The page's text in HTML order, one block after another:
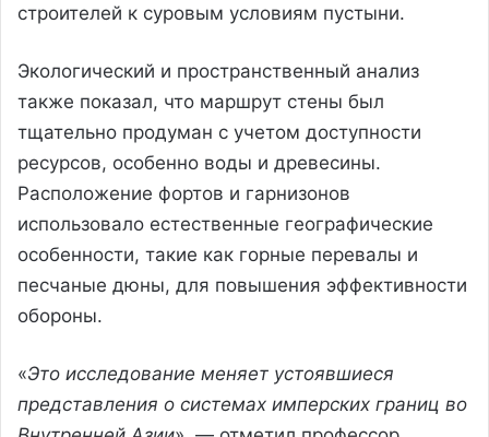
строителей к суровым условиям пустыни.
Экологический и пространственный анализ
также показал, что маршрут стены был
тщательно продуман с учетом доступности
ресурсов, особенно воды и древесины.
Расположение фортов и гарнизонов
использовало естественные географические
особенности, такие как горные перевалы и
песчаные дюны, для повышения эффективности
обороны.
«Это исследование меняет устоявшиеся
представления о системах имперских границ во